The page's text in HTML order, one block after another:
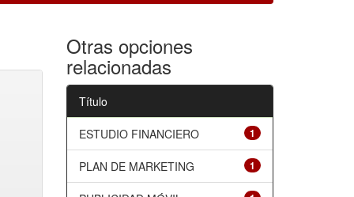
Otras opciones
relacionadas
Título
1
ESTUDIO FINANCIERO
1
PLAN DE MARKETING